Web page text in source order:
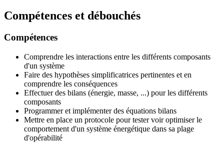
Compétences et débouchés
Compétences
Comprendre les interactions entre les différents composants
d'un système
Faire des hypothèses simplificatrices pertinentes et en
comprendre les conséquences
Effectuer des bilans (énergie, masse, ...) pour les différents
composants
Programmer et implémenter des équations bilans
Mettre en place un protocole pour tester voir optimiser le
comportement d'un système énergétique dans sa plage
d'opérabilité